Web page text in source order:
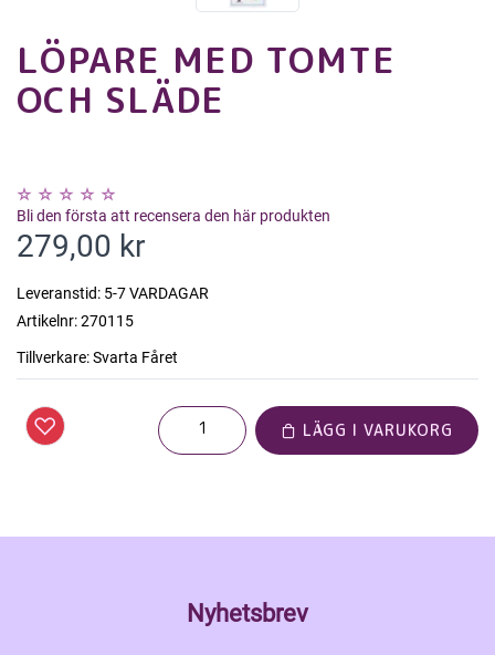
LÖPARE MED TOMTE
OCH SLÄDE
Bli den första att recensera den här produkten
279,00 kr
Leveranstid: 5-7 VARDAGAR
Artikelnr:270115
Tillverkare:Svarta Fåret
LÄGG I VARUKORG
Nyhetsbrev